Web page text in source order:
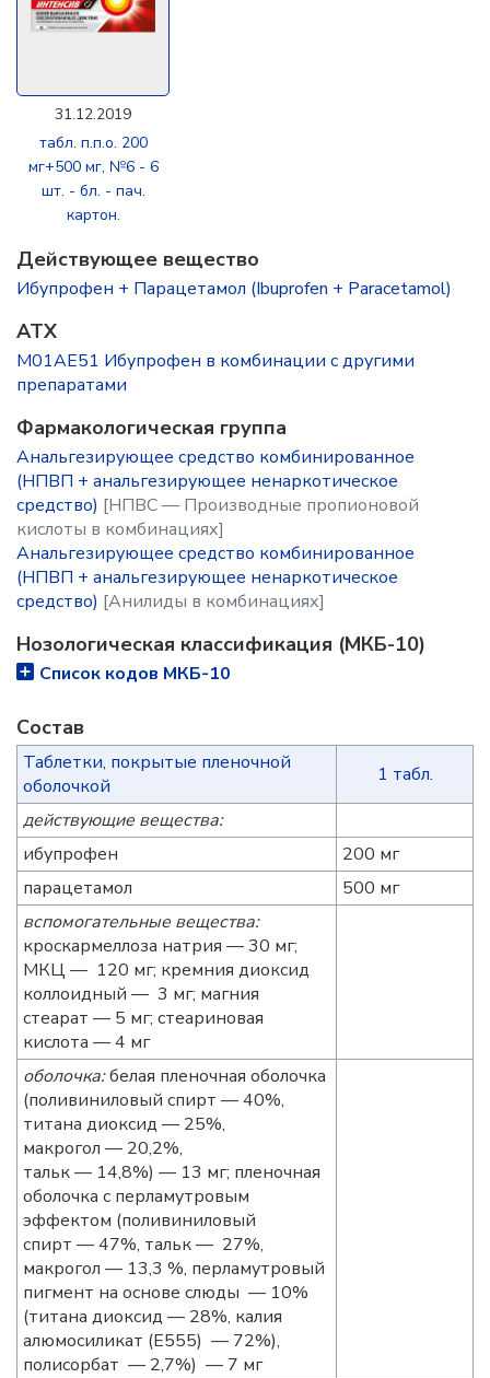
31.12.2019
табл. п.п.о. 200
мг+500 мг, №6 - 6
шт. - бл. - пач.
картон.
Действующее вещество
Ибупрофен + Парацетамол (Ibuprofen + Paracetamol)
ATX
M01AE51 Ибупрофен в комбинации с другими
препаратами
Фармакологическая группа
Анальгезирующее средство комбинированное
(НПВП + анальгезирующее ненаркотическое
средство) [НПВС — Производные пропионовой
кислоты в комбинациях]
Анальгезирующее средство комбинированное
(НПВП + анальгезирующее ненаркотическое
средство) [Анилиды в комбинациях]
Нозологическая классификация (МКБ-10)
Список кодов МКБ-10
Состав
Таблетки, покрытые пленочной
оболочкой
1 табл.
действующие вещества:
ибупрофен
200 мг
парацетамол
500 мг
вспомогательные вещества:
кроскармеллоза натрия — 30 мг;
МКЦ — 120 мг; кремния диоксид
коллоидный — 3 мг; магния
стеарат — 5 мг; стеариновая
кислота — 4 мг
оболочка:белая пленочная оболочка
(поливиниловый спирт — 40%,
титана диоксид — 25%,
макрогол — 20,2%,
тальк — 14,8%) — 13 мг; пленочная
оболочка с перламутровым
эффектом (поливиниловый
спирт — 47%, тальк — 27%,
макрогол — 13,3 %, перламутровый
пигмент на основе слюды — 10%
(титана диоксид — 28%, калия
алюмосиликат (Е555) — 72%),
полисорбат — 2,7%) — 7 мг